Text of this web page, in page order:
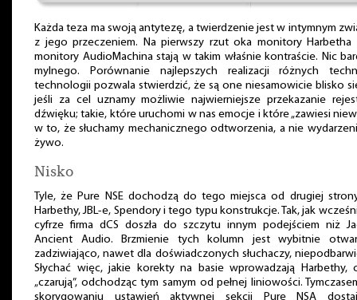
Każda teza ma swoją antytezę, a twierdzenie jest w intymnym
z jego przeczeniem. Na pierwszy rzut oka monitory Harbetha
monitory AudioMachina stają w takim właśnie kontraście. Nic
mylnego. Porównanie najlepszych realizacji różnych
technologii pozwala stwierdzić, że są one niesamowicie blisko
jeśli za cel uznamy możliwie najwierniejsze przekazanie
dźwięku; takie, które uruchomi w nas emocje i które „zawiesi
w to, że słuchamy mechanicznego odtworzenia, a nie
żywo.
Nisko
Tyle, że Pure NSE dochodzą do tego miejsca od drugiej
Harbethy, JBL-e, Spendory i tego typu konstrukcje. Tak, jak
cyfrze firma dCS doszła do szczytu innym podejściem niż
Ancient Audio. Brzmienie tych kolumn jest wybitnie
zadziwiająco, nawet dla doświadczonych słuchaczy,
Słychać więc, jakie korekty na basie wprowadzają Harbethy,
„czarują”, odchodząc tym samym od pełnej liniowości.
skorygowaniu ustawień aktywnej sekcji Pure NSA